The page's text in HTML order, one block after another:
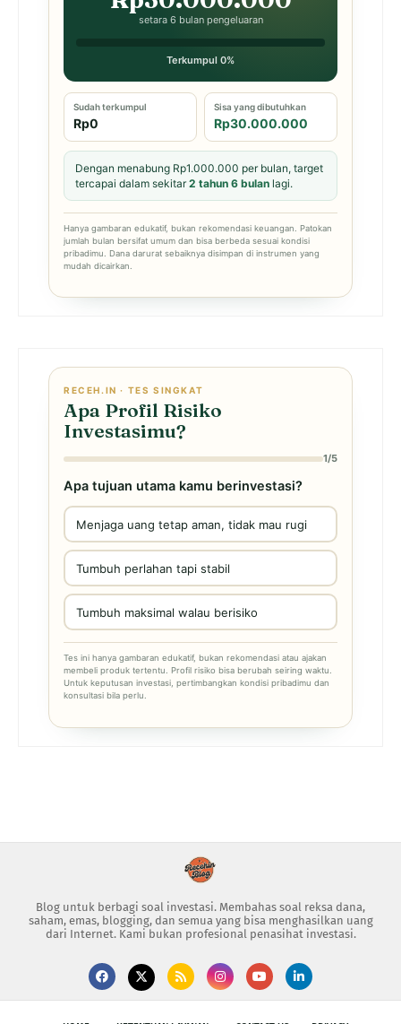
setara 6 bulan pengeluaran
Terkumpul 0%
Sudah terkumpul
Rp0
Sisa yang dibutuhkan
Rp30.000.000
Dengan menabung Rp1.000.000 per bulan, target
tercapai dalam sekitar2 tahun 6 bulan lagi.
Hanya gambaran edukatif, bukan rekomendasi keuangan. Patokan
jumlah bulan bersifat umum dan bisa berbeda sesuai kondisi
pribadimu. Dana darurat sebaiknya disimpan di instrumen yang
mudah dicairkan.
RECEH.IN · TES SINGKAT
Apa Profil Risiko
Investasimu?
1/5
Apa tujuan utama kamu berinvestasi?
Menjaga uang tetap aman, tidak mau rugi
Tumbuh perlahan tapi stabil
Tumbuh maksimal walau berisiko
Tes ini hanya gambaran edukatif, bukan rekomendasi atau ajakan
membeli produk tertentu. Profil risiko bisa berubah seiring waktu.
Untuk keputusan investasi, pertimbangkan kondisi pribadimu dan
konsultasi bila perlu.
Blog untuk berbagi soal investasi. Membahas soal reksa dana,
saham, emas, blogging, dan semua yang bisa menghasilkan uang
dari Internet. Kami bukan profesional penasihat investasi.